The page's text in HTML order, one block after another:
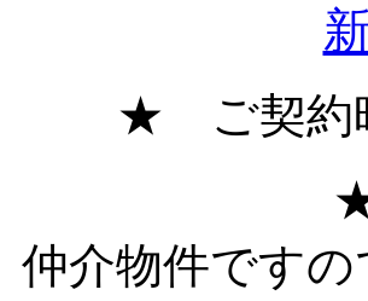
★ ご契約
仲介物件です